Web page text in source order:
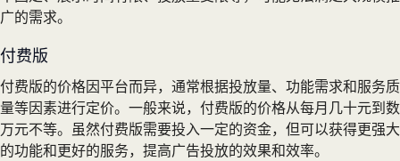
广的需求。
付费版
付费版的价格因平台而异，通常根据投放量、功能需求和服务质
量等因素进行定价。一般来说，付费版的价格从每月几十元到数
万元不等。虽然付费版需要投入一定的资金，但可以获得更强大
的功能和更好的服务，提高广告投放的效果和效率。